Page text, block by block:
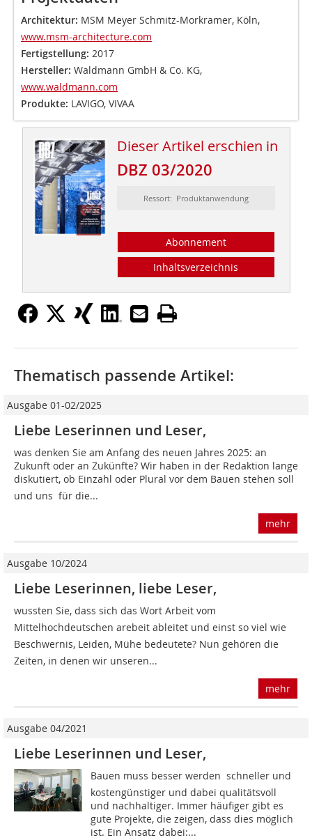
Architektur: MSM Meyer Schmitz-Morkramer, Köln,
www.msm-architecture.com
Fertigstellung: 2017
Hersteller: Waldmann GmbH & Co. KG,
www.waldmann.com
Produkte: LAVIGO, VIVAA
Dieser Artikel erschien in
DBZ 03/2020
Ressort: Produktanwendung
Abonnement
Inhaltsverzeichnis
Thematisch passende Artikel:
Ausgabe 01-02/2025
Liebe Leserinnen und Leser,
was denken Sie am Anfang des neuen Jahres 2025: an
Zukunft oder an Zukünfte? Wir haben in der Redaktion lange
diskutiert, ob Einzahl oder Plural vor dem Bauen stehen soll
und uns für die...
mehr
Ausgabe 10/2024
Liebe Leserinnen, liebe Leser,
wussten Sie, dass sich das Wort Arbeit vom
Mittelhochdeutschen arebeit ableitet und einst so viel wie
Beschwernis, Leiden, Mühe bedeutete? Nun gehören die
Zeiten, in denen wir unseren...
mehr
Ausgabe 04/2021
Liebe Leserinnen und Leser,
Bauen muss besser werden  schneller und
kostengünstiger und dabei qualitätsvoll
und nachhaltiger. Immer häufiger gibt es
gute Projekte, die zeigen, dass dies möglich
ist. Ein Ansatz dabei:...